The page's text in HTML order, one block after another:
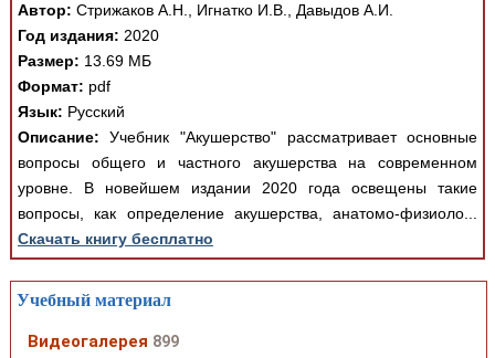
Автор: Стрижаков А.Н., Игнатко И.В., Давыдов А.И.
Год издания: 2020
Размер: 13.69 МБ
Формат: pdf
Язык: Русский
Описание: Учебник "Акушерство" рассматривает основные
вопросы общего и частного акушерства на современном
уровне. В новейшем издании 2020 года освещены такие
вопросы, как определение акушерства, анатомо-физиоло...
Скачать книгу бесплатно
Учебный материал
Видеогалерея 899